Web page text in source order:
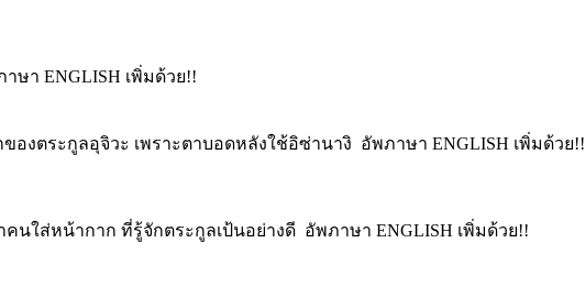
า ENGLISH เพิ่มด้วย!!
งตระกูลอุจิวะ เพราะตาบอดหลังใช้อิซ่านางิ อัพภาษา ENGLISH เพิ่มด้วย!!
นใส่หน้ากาก ที่รู้จักตระกูลเป้นอย่างดี อัพภาษา ENGLISH เพิ่มด้วย!!